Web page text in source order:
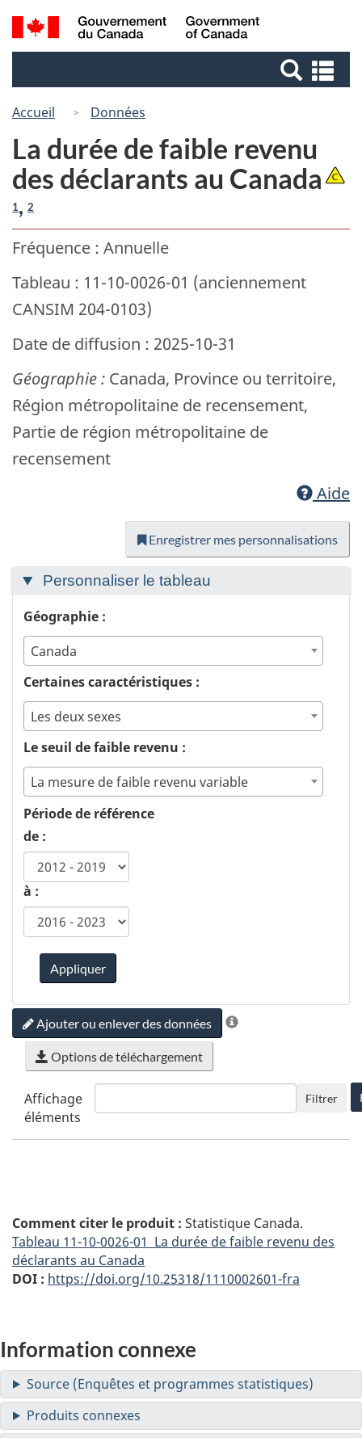
Passer
au
Passer
à
Canada
Recherche
et
et
Accueil Données
La durée de faible revenu
des déclarants au Canada
1, 2
Fréquence : Annuelle
Tableau : 11-10-0026-01 (anciennement
CANSIM 204-0103)
Date de diffusion : 2025-10-31
Géographie : Canada, Province ou territoire,
Région métropolitaine de recensement,
Partie de région métropolitaine de
recensement
Aide
Enregistrer mes personnalisations
Personnaliser le tableau
Géographie :
Canada
Certaines caractéristiques :
Les deux sexes
Le seuil de faible revenu :
La mesure de faible revenu variable
Période de référence
de :
à :
Appliquer
Ajouter ou enlever des données
Options de téléchargement
Affichage
éléments
Filtrer
Comment citer le produit : Statistique Canada.
Tableau 11-10-0026-01 La durée de faible revenu des
déclarants au Canada
DOI : https://doi.org/10.25318/1110002601-fra
Information connexe